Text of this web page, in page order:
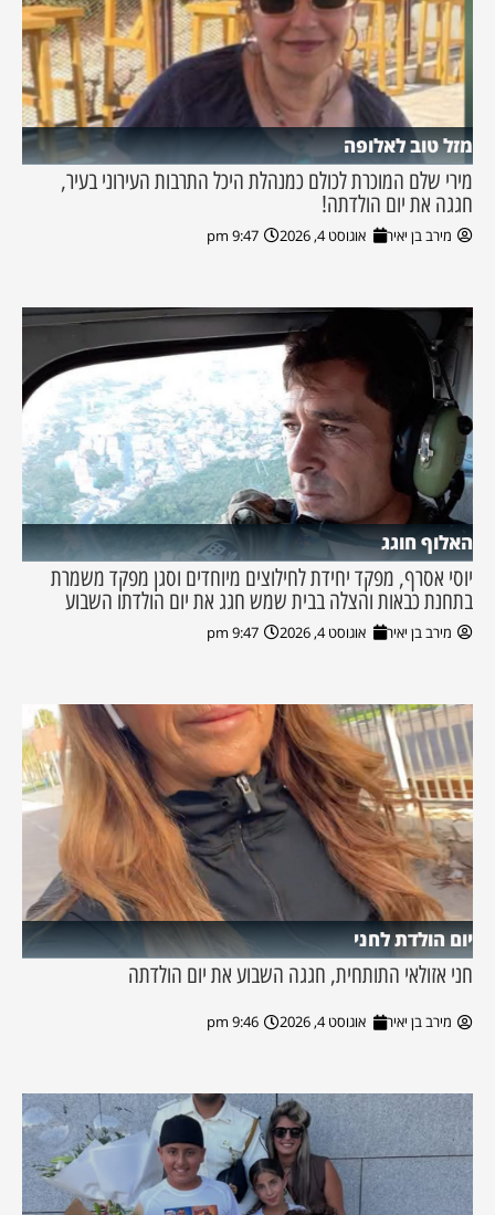
מזל טוב לאלופה
מירי שלם המוכרת לכולם כמנהלת היכל התרבות העירוני בעיר,
חגגה את יום הולדתה!
מירב בן יאיר אוגוסט 4, 2026 9:47 pm
האלוף חוגג
יוסי אסרף, מפקד יחידת לחילוצים מיוחדים וסגן מפקד משמרת
בתחנת כבאות והצלה בבית שמש חגג את יום הולדתו השבוע
מירב בן יאיר אוגוסט 4, 2026 9:47 pm
יום הולדת לחני
חני אזולאי התותחית, חגגה השבוע את יום הולדתה
מירב בן יאיר אוגוסט 4, 2026 9:46 pm